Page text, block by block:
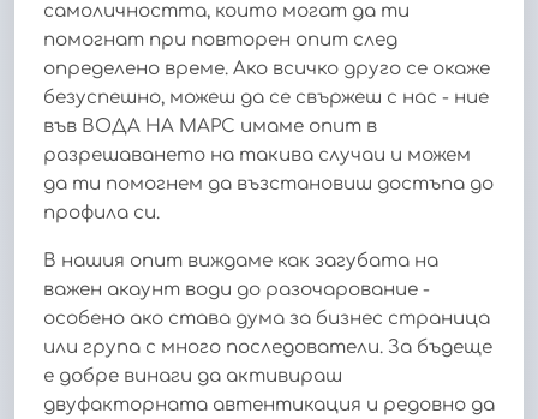
самоличността, които могат да ти
помогнат при повторен опит след
определено време. Ако всичко друго се окаже
безуспешно, можеш да се свържеш с нас - ние
във ВОДА НА МАРС имаме опит в
разрешаването на такива случаи и можем
да ти помогнем да възстановиш достъпа до
профила си.
В нашия опит виждаме как загубата на
важен акаунт води до разочарование -
особено ако става дума за бизнес страница
или група с много последователи. За бъдеще
е добре винаги да активираш
двуфакторната автентикация и редовно да